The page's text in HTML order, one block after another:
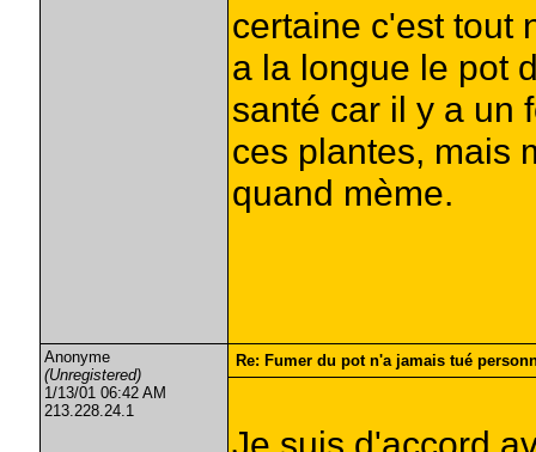
certaine c'est tout
a la longue le pot
santé car il y a un
ces plantes, mais
quand mème.
Anonyme
(Unregistered)
1/13/01 06:42 AM
213.228.24.1
Re: Fumer du pot n'a jamais tué
Je suis d'accord